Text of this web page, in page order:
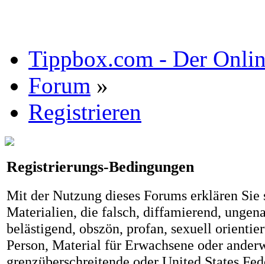
Tippbox.com - Der
Forum »
Registrieren
Registrierungs-Bedingungen
Mit der Nutzung dieses Forums erklären Sie
Materialien, die falsch, diffamierend,
belästigend, obszön, profan, sexuell
Person, Material für Erwachsene oder